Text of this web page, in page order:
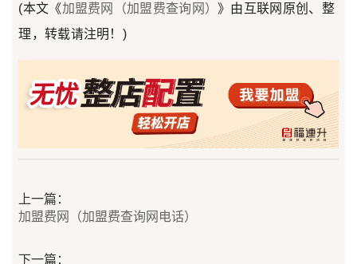
(本文《加盟费网（加盟费查询网） 》由互联网原创、整
理，转载请注明！)
上一篇：
加盟费网（加盟费查询网电话）
下一篇：